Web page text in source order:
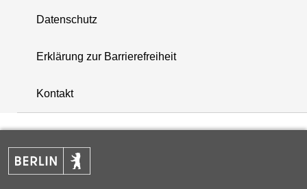
+
−
Datenschutz
Erklärung zur Barrierefreiheit
Kontakt